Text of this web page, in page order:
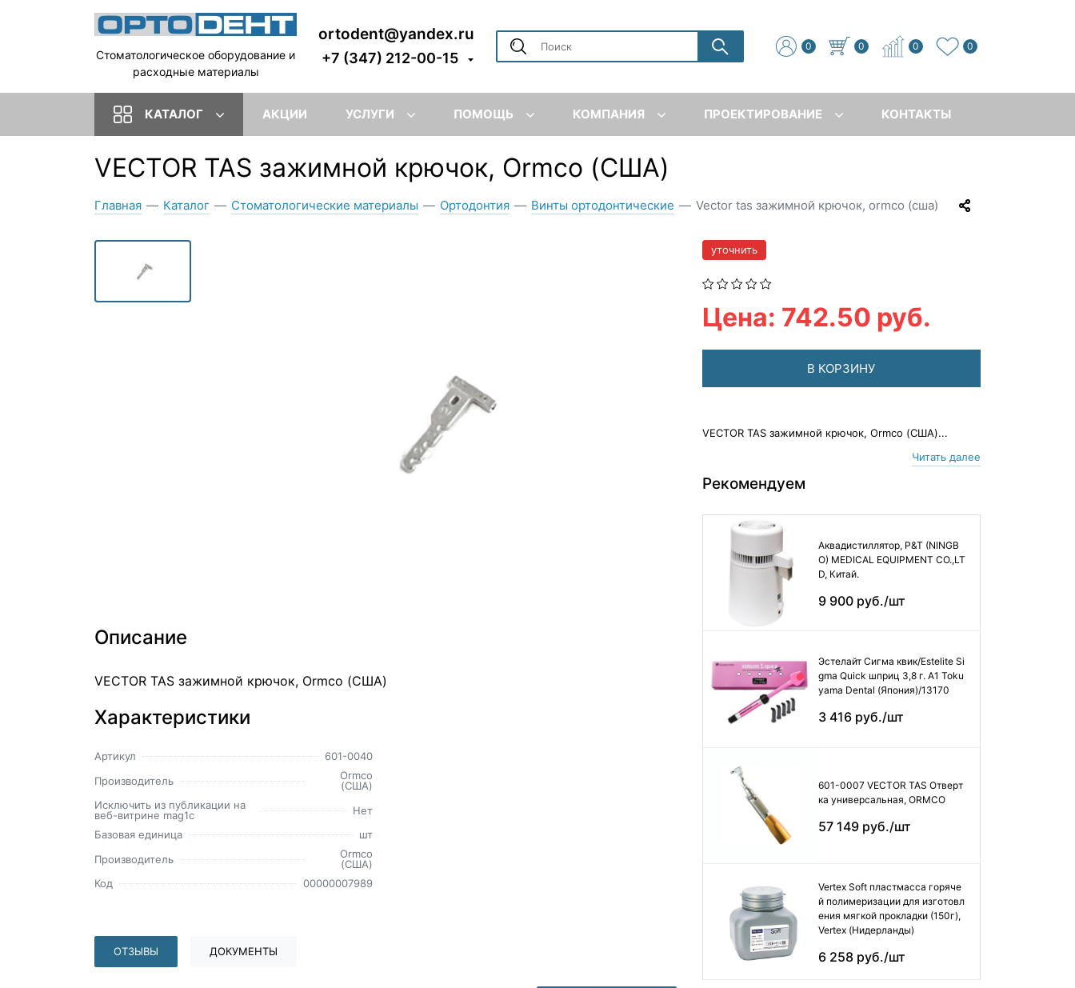
Стоматологическое оборудование и
расходные материалы
ortodent@yandex.ru
+7 (347) 212-00-15
0 0 0 0
КАТАЛОГ АКЦИИ УСЛУГИ ПОМОЩЬ КОМПАНИЯ ПРОЕКТИРОВАНИЕ КОНТАКТЫ
VECTOR TAS зажимной крючок, Ormco (США)
Главная — Каталог — Стоматологические материалы — Ортодонтия — Винты ортодонтические — Vector tas зажимной крючок, ormco (сша)
Описание
VECTOR TAS зажимной крючок, Ormco (США)
Характеристики
Артикул
601-0040
Производитель
Ormco
(США)
Исключить из публикации на
веб-витрине mag1c
Нет
Базовая единица
шт
Производитель
Ormco
(США)
Код
00000007989
ОТЗЫВЫ ДОКУМЕНТЫ
уточнить
Цена: 742.50 руб.
В КОРЗИНУ
VECTOR TAS зажимной крючок, Ormco (США)...
Читать далее
Рекомендуем
Аквадистиллятор, P&T (NINGB
O) MEDICAL EQUIPMENT CO.,LT
D, Китай.
9 900 руб./шт
Эстелайт Сигма квик/Estelite Si
gma Quick шприц 3,8 г. А1 Toku
yama Dental (Япония)/13170
3 416 руб./шт
601-0007 VECTOR TAS Отверт
ка универсальная, ORMCO
57 149 руб./шт
Vertex Soft пластмасса горяче
й полимеризации для изготовл
ения мягкой прокладки (150г),
Vertex (Нидерланды)
6 258 руб./шт